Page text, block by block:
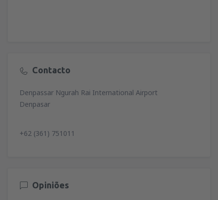
Contacto
Denpassar Ngurah Rai International Airport
Denpasar
+62 (361) 751011
Opiniões